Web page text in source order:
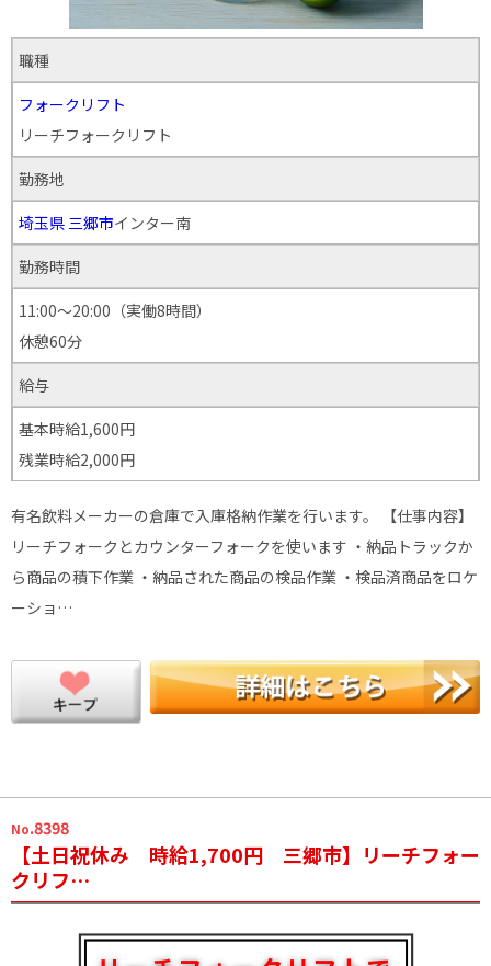
職種
フォークリフト
リーチフォークリフト
勤務地
埼玉県 三郷市インター南
勤務時間
11:00～20:00（実働8時間）
休憩60分
給与
基本時給1,600円
残業時給2,000円
有名飲料メーカーの倉庫で入庫格納作業を行います。 【仕事内容】
リーチフォークとカウンターフォークを使います ・納品トラックか
ら商品の積下作業 ・納品された商品の検品作業 ・検品済商品をロケ
ーショ…
No.8398
【土日祝休み 時給1,700円 三郷市】リーチフォー
クリフ…